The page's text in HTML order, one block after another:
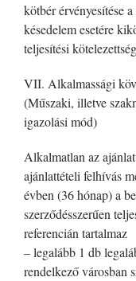
kötbér érvényesítése
késedelem esetére
teljesítési
VII. Alkalmassági
(Műszaki, illetve
igazolási mód)
Alkalmatlan az
ajánlattételi felhívás
évben (36 hónap) a
szerződésszerűen
referencián tartalmaz
– legalább 1 db
rendelkező városban